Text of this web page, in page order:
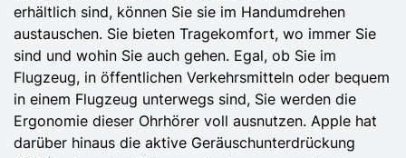
erhältlich sind, können Sie sie im Handumdrehen
austauschen. Sie bieten Tragekomfort, wo immer Sie
sind und wohin Sie auch gehen. Egal, ob Sie im
Flugzeug, in öffentlichen Verkehrsmitteln oder bequem
in einem Flugzeug unterwegs sind, Sie werden die
Ergonomie dieser Ohrhörer voll ausnutzen. Apple hat
darüber hinaus die aktive Geräuschunterdrückung